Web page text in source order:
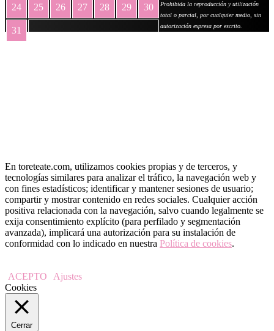
24 25 26 27 28 29 30
31
Prohibida la reproducción y utilización
total o parcial, por cualquier medio, sin
autorización expresa por escrito.
En toreteate.com, utilizamos cookies propias y de terceros, y
tecnologías similares para analizar el tráfico, la navegación web y
con fines estadísticos; identificar y mantener sesiones de usuario;
compartir y mostrar contenido en redes sociales. Cualquier acción
positiva relacionada con la navegación, salvo cuando legalmente se
exija consentimiento explícito (para perfilado y segmentación
avanzada), implicará una autorización para su instalación de
conformidad con lo indicado en nuestra Política de cookies.
ACEPTO
Ajustes
Cookies
Cerrar